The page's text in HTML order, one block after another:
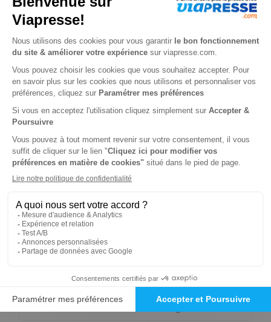
-76%
Abonnement 1 an
90€00 Tarif Kiosque : 380€ 00
Tarif France métropolitaine
Renouvellement à date d’anniversaire
-10%
Abonnement 1 an
10 n° • Papier Offre réservée aux professionnels
341€00 Tarif Kiosque :380€00
Renouvellement à date d’anniversaire
Abonnement 1 an
10 n° • Papier Offre réservée aux particuliers
133€00 Tarif Kiosque : 380€
Tarif France métropolitaine